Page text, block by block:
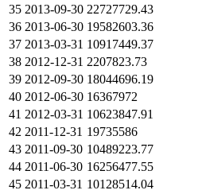
35 2013-09-30 22727729.43
36 2013-06-30 19582603.36
37 2013-03-31 10917449.37
38 2012-12-31 2207823.73
39 2012-09-30 18044696.19
40 2012-06-30 16367972
41 2012-03-31 10623847.91
42 2011-12-31 19735586
43 2011-09-30 10489223.77
44 2011-06-30 16256477.55
45 2011-03-31 10128514.04